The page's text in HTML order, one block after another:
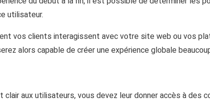
utilisateur.
vos clients interagissent avec votre site web ou vos
alors capable de créer une expérience globale
clair aux utilisateurs, vous devez leur donner accès à des